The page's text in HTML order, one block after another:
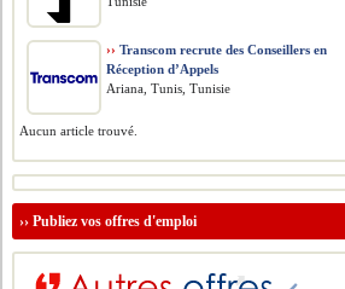
›› Transcom recrute des Conseillers en
Réception d’Appels
Ariana, Tunis, Tunisie
Aucun article trouvé.
››Publiez vos offres d'emploi